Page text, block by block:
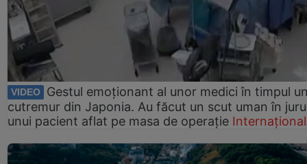
VIDEO
Gestul emoționant al unor medici în timpul
cutremur din Japonia. Au făcut un scut uman în
unui pacient aflat pe masa de operație Internațional